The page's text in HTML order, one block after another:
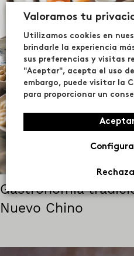
Gastronomía
Nuevo Chino
Valoramos tu
Utilizamos cookies en
brindarle la experiencia
sus preferencias y visitas
"Aceptar", acepta el uso de
embargo, puede visitar la
para proporcionar un